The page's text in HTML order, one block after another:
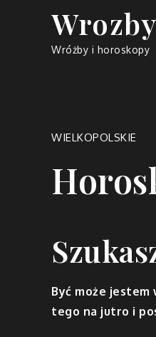
Wróżby i horoskopy
WIELKOPOLSKIE
Być może jestem
tego na jutro i